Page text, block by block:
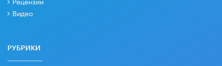
Видео
РУБРИКИ